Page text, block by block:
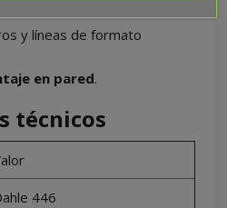
y líneas de formato
en pared.
técnicos
446